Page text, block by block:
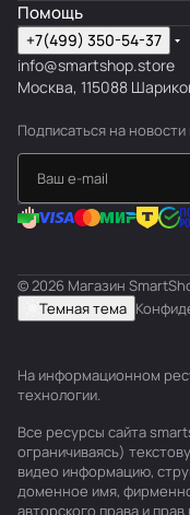
Помощь
+7(499) 350-54-37
info@smartshop.store
Москва, 115088
Подписаться на новости
© 2026 Магазин
Темная тема
На информационном
технологии.
Все ресурсы сайта
ограничиваясь)
видео информацию,
доменное имя,
авторского права и